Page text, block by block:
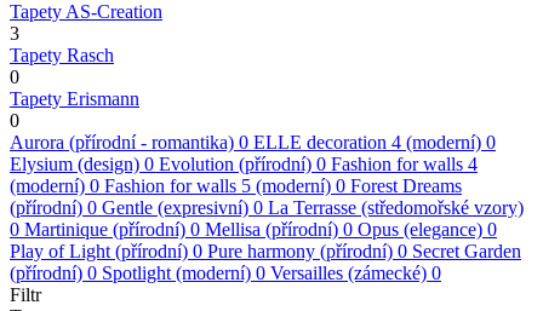
Tapety AS-Creation
3
Tapety Rasch
0
Tapety Erismann
0
Aurora (přírodní - romantika) 0 ELLE decoration 4 (moderní) 0
Elysium (design) 0 Evolution (přírodní) 0 Fashion for walls 4
(moderní) 0 Fashion for walls 5 (moderní) 0 Forest Dreams
(přírodní) 0 Gentle (expresivní) 0 La Terrasse (středomořské vzory)
0 Martinique (přírodní) 0 Mellisa (přírodní) 0 Opus (elegance) 0
Play of Light (přírodní) 0 Pure harmony (přírodní) 0 Secret Garden
(přírodní) 0 Spotlight (moderní) 0 Versailles (zámecké) 0
Filtr